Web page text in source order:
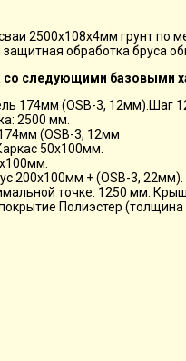
2500х108х4мм грунт по
обработка бруса
следующими базовыми
174мм (OSB-3, 12мм).Шаг
2500 мм.
(OSB-3, 12мм
50х100мм.
200х100мм + (OSB-3, 22мм).
точке: 1250 мм.
Полиэстер